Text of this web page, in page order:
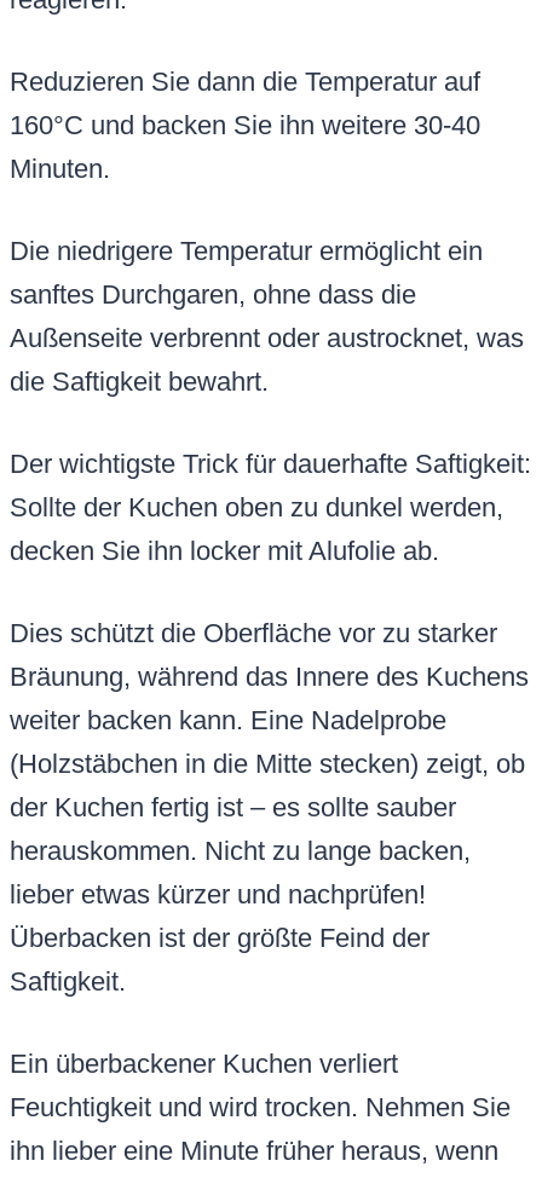
Reduzieren Sie dann die Temperatur auf
160°C und backen Sie ihn weitere 30-40
Minuten.
Die niedrigere Temperatur ermöglicht ein
sanftes Durchgaren, ohne dass die
Außenseite verbrennt oder austrocknet, was
die Saftigkeit bewahrt.
Der wichtigste Trick für dauerhafte Saftigkeit:
Sollte der Kuchen oben zu dunkel werden,
decken Sie ihn locker mit Alufolie ab.
Dies schützt die Oberfläche vor zu starker
Bräunung, während das Innere des Kuchens
weiter backen kann. Eine Nadelprobe
(Holzstäbchen in die Mitte stecken) zeigt, ob
der Kuchen fertig ist – es sollte sauber
herauskommen. Nicht zu lange backen,
lieber etwas kürzer und nachprüfen!
Überbacken ist der größte Feind der
Saftigkeit.
Ein überbackener Kuchen verliert
Feuchtigkeit und wird trocken. Nehmen Sie
ihn lieber eine Minute früher heraus, wenn